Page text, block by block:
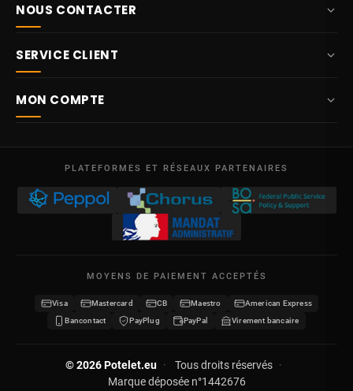
NOUS CONTACTER
Lun – Ven
09:00 – 17:00
TVA BE 0641.740.320 - RPM Liège
SERVICE CLIENT
Livraison
Conditions générales de vente
Protection des données
MON COMPTE
Mes avoirs
Mes bons de réduction
Devenir revendeur
PLATEFORMES ET RÉSEAUX PARTENAIRES
MOYENS DE PAIEMENT ACCEPTÉS
Visa Mastercard CB Maestro
American Express
Bancontact
PayPlug PayPal Virement bancaire
© 2026 Potelet.eu · Tous droits réservés ·
Marque déposée n°1442676